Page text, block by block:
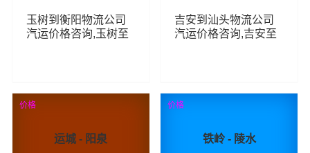
玉树到衡阳物流公司
汽运价格咨询,玉树至
71
查看详细
吉安到汕头物流公司
汽运价格咨询,吉安至
72
查看详细
运城 - 阳泉
价格
铁岭 - 陵水
价格